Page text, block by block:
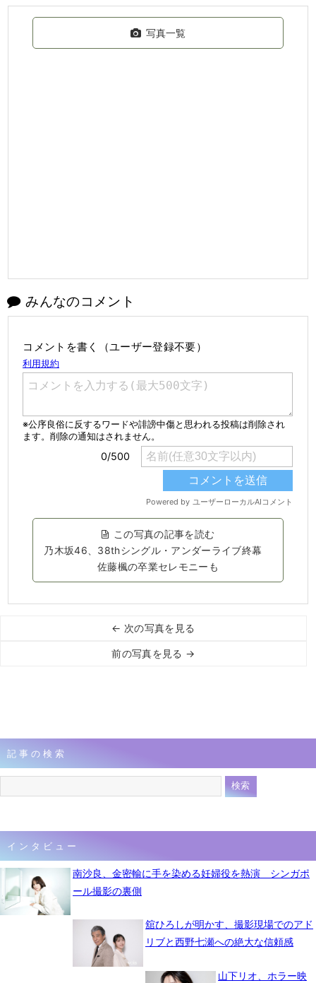
写真一覧
みんなのコメント
コメントを書く（ユーザー登録不要）
この写真の記事を読む
乃木坂46、38thシングル・アンダーライブ終幕
佐藤楓の卒業セレモニーも
← 次の写真を見る
前の写真を見る →
記事の検索
インタビュー
南沙良、金密輸に手を染める妊婦役を熱演 シンガポ
ール撮影の裏側
舘ひろしが明かす、撮影現場でのアド
リブと西野七瀬への絶大な信頼感
山下リオ、ホラー映